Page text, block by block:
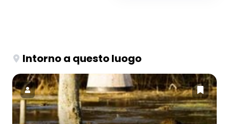
Intorno a questo luogo